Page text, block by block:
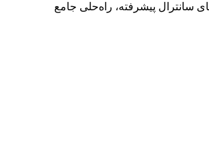
سانترال پیشرفته، راه‌حلی جامع